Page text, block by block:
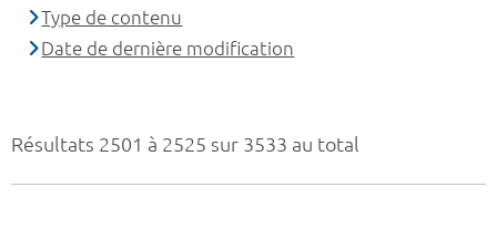
Résultats 2501 à 2525 sur 3533 au total
Type de contenu
Date de dernière modification